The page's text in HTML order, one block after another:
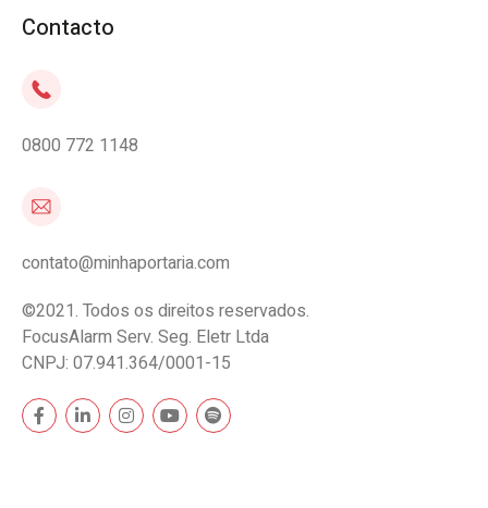
Contacto
0800 772 1148
contato@minhaportaria.com
©2021. Todos os direitos reservados.
FocusAlarm Serv. Seg. Eletr Ltda
CNPJ: 07.941.364/0001-15